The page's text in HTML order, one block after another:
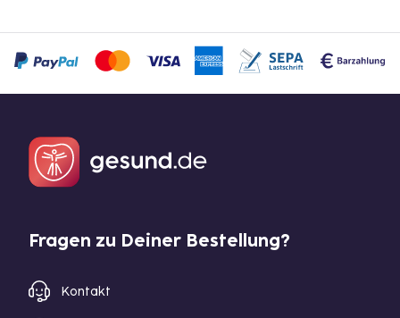
Fragen zu Deiner Bestellung?
Kontakt